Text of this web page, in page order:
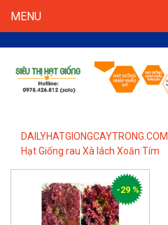
MENU
DAILYHATGIONGCAYTRONG.COM
Hạt Giống rau Xà lách Xoăn Tím
-29 %